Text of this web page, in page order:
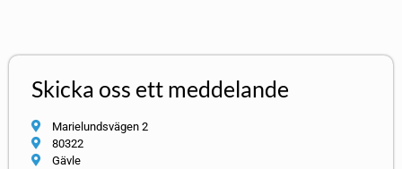
Skicka oss ett meddelande
Marielundsvägen 2
80322
Gävle